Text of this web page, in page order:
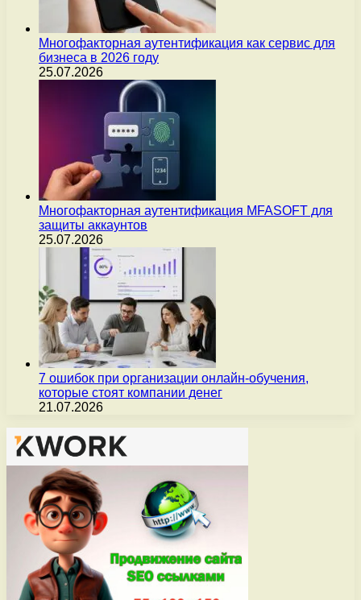
Многофакторная аутентификация как сервис для
бизнеса в 2026 году
25.07.2026
Многофакторная аутентификация MFASOFT для
защиты аккаунтов
25.07.2026
7 ошибок при организации онлайн-обучения,
которые стоят компании денег
21.07.2026